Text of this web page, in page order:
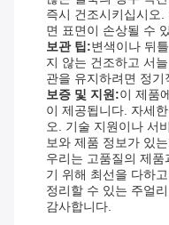
즉시 건조시키십시오
면 표면이 손상될 수
보관 팁:변색이나 뒤
지 않는 건조하고 서
관을 유지하려면 정
보증 및 지원:이 제품
이 제공됩니다. 자세
오. 기술 지원이나 서
보와 제품 정보가 있
우리는 고품질의 제
기 위해 최선을 다하
정리할 수 있는 주얼
감사합니다.